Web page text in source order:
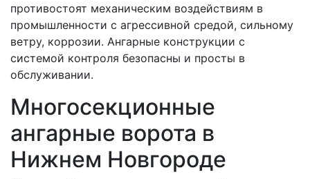
противостоят механическим воздействиям в
промышленности с агрессивной средой, сильному
ветру, коррозии. Ангарные конструкции с
системой контроля безопасны и просты в
обслуживании.
Многосекционные
ангарные ворота в
Нижнем Новгороде